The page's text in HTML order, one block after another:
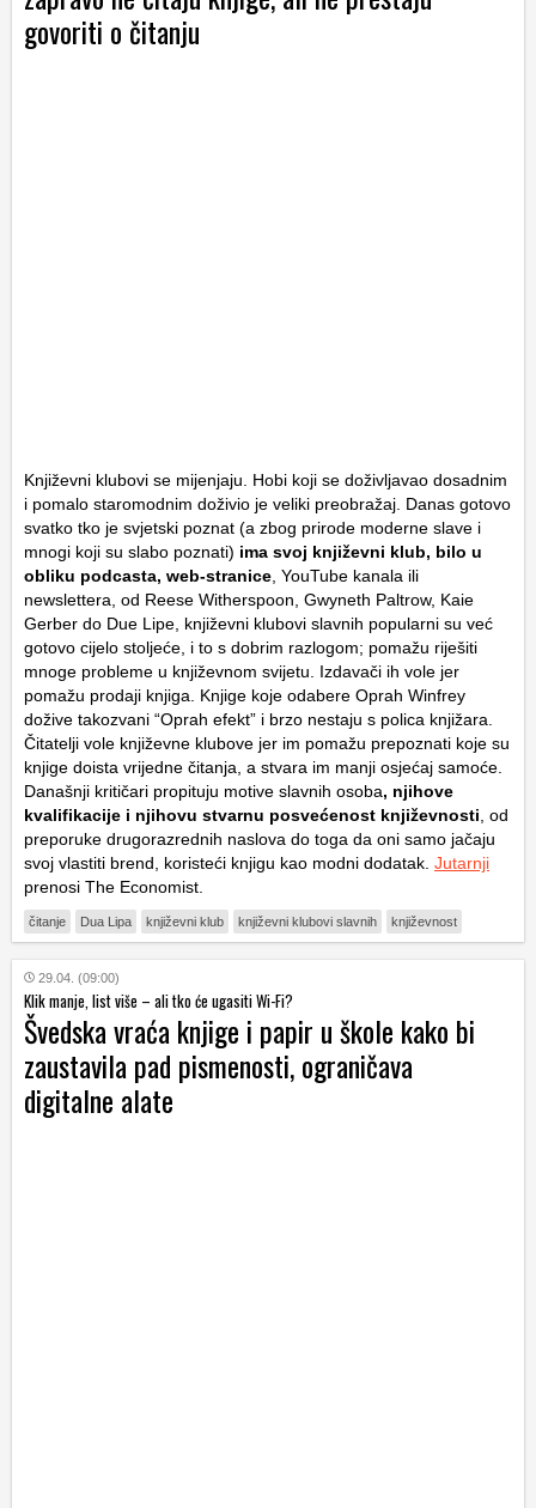
govoriti o čitanju
Književni klubovi se mijenjaju. Hobi koji se doživljavao dosadnim
i pomalo staromodnim doživio je veliki preobražaj. Danas gotovo
svatko tko je svjetski poznat (a zbog prirode moderne slave i
mnogi koji su slabo poznati) ima svoj književni klub, bilo u
obliku podcasta, web-stranice, YouTube kanala ili
newslettera, od Reese Witherspoon, Gwyneth Paltrow, Kaie
Gerber do Due Lipe, književni klubovi slavnih popularni su već
gotovo cijelo stoljeće, i to s dobrim razlogom; pomažu riješiti
mnoge probleme u književnom svijetu. Izdavači ih vole jer
pomažu prodaji knjiga. Knjige koje odabere Oprah Winfrey
dožive takozvani “Oprah efekt” i brzo nestaju s polica knjižara.
Čitatelji vole književne klubove jer im pomažu prepoznati koje su
knjige doista vrijedne čitanja, a stvara im manji osjećaj samoće.
Današnji kritičari propituju motive slavnih osoba, njihove
kvalifikacije i njihovu stvarnu posvećenost književnosti, od
preporuke drugorazrednih naslova do toga da oni samo jačaju
svoj vlastiti brend, koristeći knjigu kao modni dodatak. Jutarnji
prenosi The Economist.
čitanje Dua Lipa književni klub književni klubovi slavnih književnost
29.04. (09:00)
Klik manje, list više – ali tko će ugasiti Wi-Fi?
Švedska vraća knjige i papir u škole kako bi
zaustavila pad pismenosti, ograničava
digitalne alate